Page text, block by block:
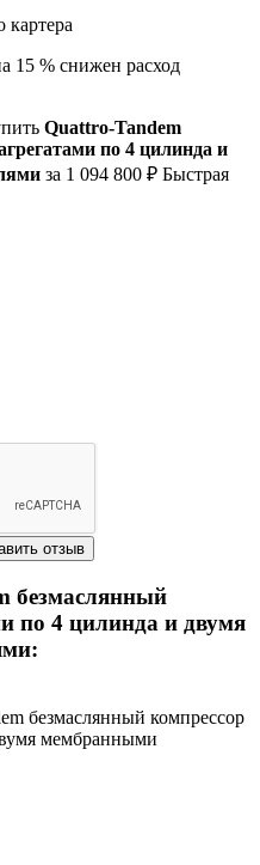
картера
15 % снижен расход
Quattro-Tandem
по 4 цилинда и
за 1 094 800 ₽ Быстрая
безмаслянный
по 4 цилинда и двумя
безмаслянный компрессор
мембранными